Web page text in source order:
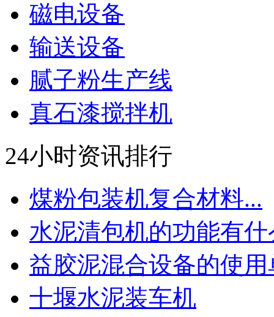
磁电设备
输送设备
腻子粉生产线
真石漆搅拌机
24小时资讯排行
煤粉包装机复合材料...
水泥清包机的功能有什
益胶泥混合设备的使用
十堰水泥装车机